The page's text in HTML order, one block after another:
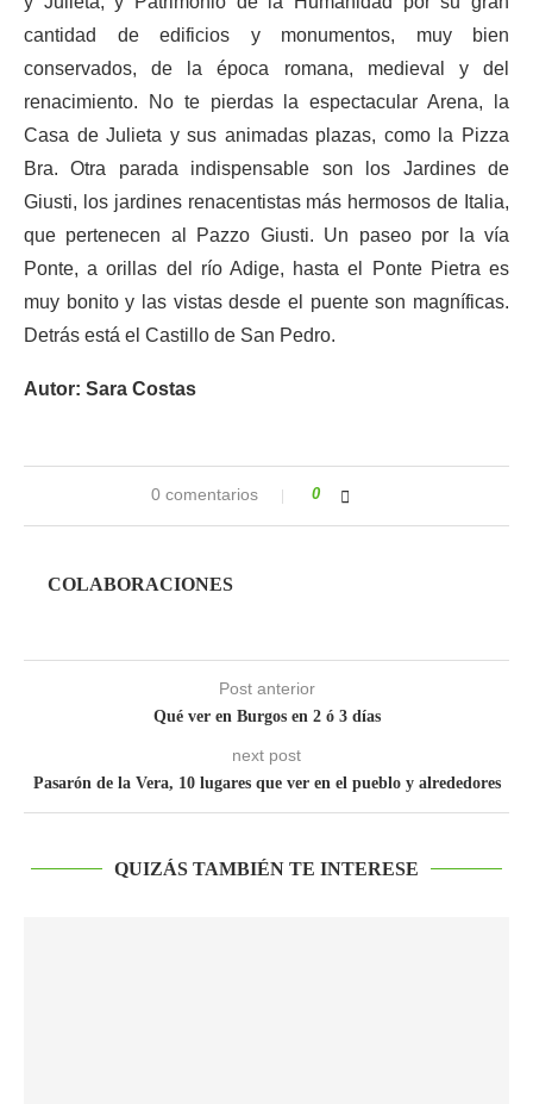
cantidad de edificios y monumentos, muy bien
conservados, de la época romana, medieval y del
renacimiento. No te pierdas la espectacular Arena, la
Casa de Julieta y sus animadas plazas, como la Pizza
Bra. Otra parada indispensable son los Jardines de
Giusti, los jardines renacentistas más hermosos de Italia,
que pertenecen al Pazzo Giusti. Un paseo por la vía
Ponte, a orillas del río Adige, hasta el Ponte Pietra es
muy bonito y las vistas desde el puente son magníficas.
Detrás está el Castillo de San Pedro.
Autor: Sara Costas
0 comentarios 0
COLABORACIONES
Post anterior
Qué ver en Burgos en 2 ó 3 días
next post
Pasarón de la Vera, 10 lugares que ver en el pueblo y alrededores
QUIZÁS TAMBIÉN TE INTERESE